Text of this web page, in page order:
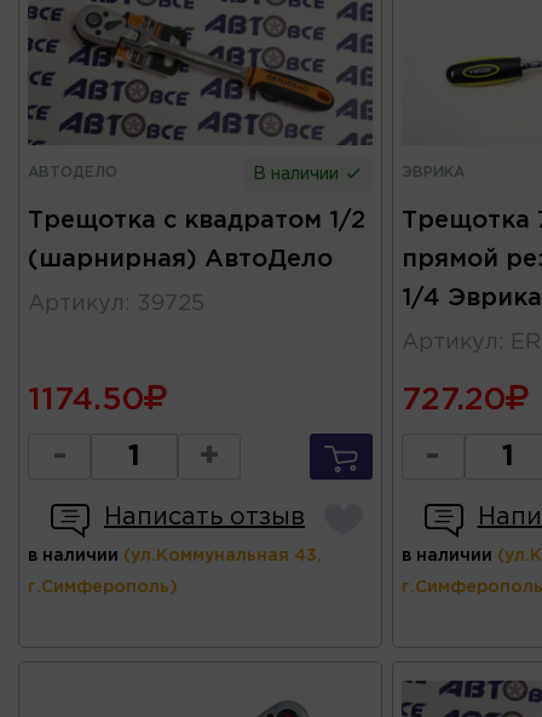
АВТОДЕЛО В наличии
Трещотка с квадратом 1/2
(шарнирная) АвтоДело
Артикул : 39725
1174.50
- +
Написать отзыв
в наличии (ул.Коммунальная 43,
г.Симферополь)
ЭВРИКА
Трещотка
прямой
1/4 Эврика
Артикул :
727.20
-
в наличии